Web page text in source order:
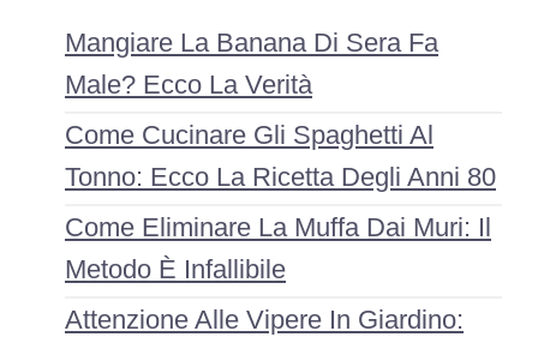
Mangiare La Banana Di Sera Fa
Male? Ecco La Verità
Come Cucinare Gli Spaghetti Al
Tonno: Ecco La Ricetta Degli Anni 80
Come Eliminare La Muffa Dai Muri: Il
Metodo È Infallibile
Attenzione Alle Vipere In Giardino: